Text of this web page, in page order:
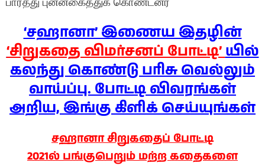
‘சஹானா’ இணைய இதழின்
‘சிறுகதை விமர்சனப் போட்டி’யில்
கலந்து கொண்டு பரிசு வெல்லும்
வாய்ப்பு. போட்டி விவரங்கள்
அறிய, இங்கு கிளிக் செய்யுங்கள்
சஹானா சிறுகதைப் போட்டி
2021ல் பங்குபெறும் மற்ற கதைகளை